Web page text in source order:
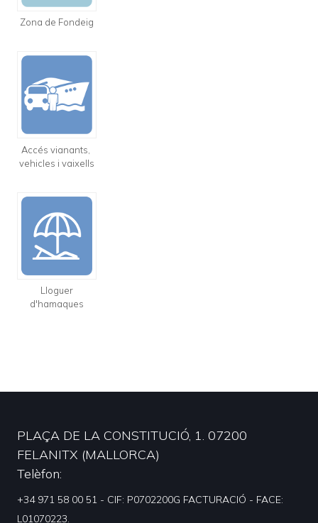
Zona de Fondeig
Accés vianants,
vehicles i vaixells
Lloguer
d'hamaques
PLAÇA DE LA CONSTITUCIÓ, 1. 07200
FELANITX (MALLORCA)
Telèfon
+34 971 58 00 51 - CIF: P0702200G FACTURACIÓ - FACE:
L01070223.